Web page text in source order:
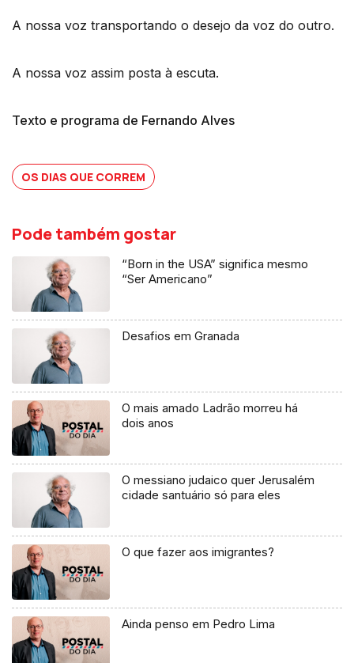
A nossa voz transportando o desejo da voz do outro.
A nossa voz assim posta à escuta.
Texto e programa de Fernando Alves
OS DIAS QUE CORREM
Pode também gostar
“Born in the USA” significa mesmo
“Ser Americano”
Desafios em Granada
O mais amado Ladrão morreu há
dois anos
O messiano judaico quer Jerusalém
cidade santuário só para eles
O que fazer aos imigrantes?
Ainda penso em Pedro Lima